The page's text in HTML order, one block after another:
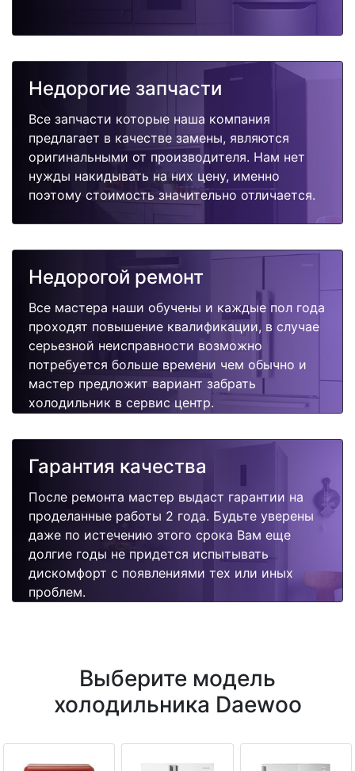
Недорогие запчасти
Все запчасти которые наша компания
предлагает в качестве замены, являются
оригинальными от производителя. Нам нет
нужды накидывать на них цену, именно
поэтому стоимость значительно отличается.
Недорогой ремонт
Все мастера наши обучены и каждые пол года
проходят повышение квалификации, в случае
серьезной неисправности возможно
потребуется больше времени чем обычно и
мастер предложит вариант забрать
холодильник в сервис центр.
Гарантия качества
После ремонта мастер выдаст гарантии на
проделанные работы 2 года. Будьте уверены
даже по истечению этого срока Вам еще
долгие годы не придется испытывать
дискомфорт с появлениями тех или иных
проблем.
Выберите модель
холодильника Daewoo